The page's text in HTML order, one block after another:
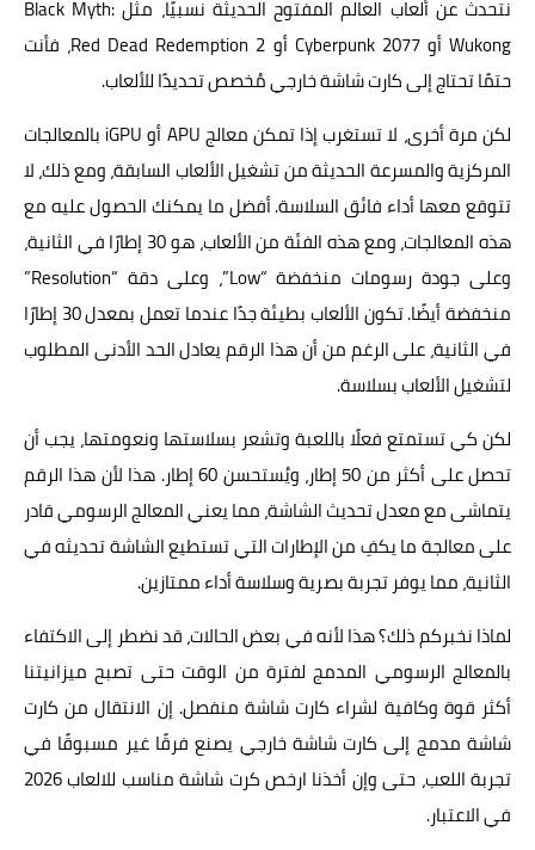
نتحدث عن ألعاب العالم المفتوح الحديثة نسبيًا، مثل Black Myth:
Wukong أو Cyberpunk 2077 أو Red Dead Redemption 2، فأنت
حتمًا تحتاج إلى كارت شاشة خارجي مُخصص تحديدًا للألعاب.
لكن مرة أخرى، لا تستغرب إذا تمكن معالج APU أو iGPU بالمعالجات
المركزية والمسرعة الحديثة من تشغيل الألعاب السابقة، ومع ذلك، لا
تتوقع معها أداء فائق السلاسة. أفضل ما يمكنك الحصول عليه مع
هذه المعالجات، ومع هذه الفئة من الألعاب، هو 30 إطارًا في الثانية،
وعلى جودة رسومات منخفضة “Low”، وعلى دقة “Resolution”
منخفضة أيضًا. تكون الألعاب بطيئة جدًا عندما تعمل بمعدل 30 إطارًا
في الثانية، على الرغم من أن هذا الرقم يعادل الحد الأدنى المطلوب
لتشغيل الألعاب بسلاسة.
لكن كي تستمتع فعلًا باللعبة وتشعر بسلاستها ونعومتها، يجب أن
تحصل على أكثر من 50 إطار، ويُستحسن 60 إطار. هذا لأن هذا الرقم
يتماشى مع معدل تحديث الشاشة، مما يعني المعالج الرسومي قادر
على معالجة ما يكفِ من الإطارات التي تستطيع الشاشة تحديثه في
الثانية، مما يوفر تجربة بصرية وسلاسة أداء ممتازين.
لماذا نخبركم ذلك؟ هذا لأنه في بعض الحالات، قد نضطر إلى الاكتفاء
بالمعالج الرسومي المدمج لفترة من الوقت حتى تصبح ميزانيتنا
أكثر قوة وكافية لشراء كارت شاشة منفصل. إن الانتقال من كارت
شاشة مدمج إلى كارت شاشة خارجي يصنع فرقًا غير مسبوقًا في
تجربة اللعب، حتى وإن أخذنا ارخص كرت شاشة مناسب للالعاب 2026
في الاعتبار.